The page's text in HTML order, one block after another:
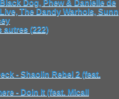
Dog, Phew & Danielle de
The Dandy Warhols, Sunn
autres (222)
- Shaolin Rebel 2 (feat.
- Doin It (feat. Micall